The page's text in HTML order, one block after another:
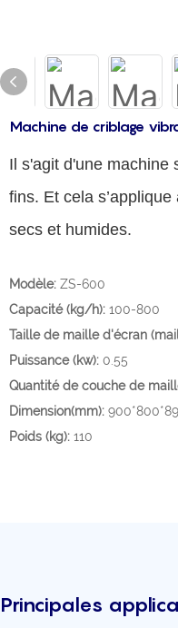
Machine de criblage
Il s'agit d'une machine
fins. Et cela
secs et humides.
Modèle: ZS-600
Capacité (kg/h): 100-800
Taille de maille d'écran
Puissance (kw): 0.55
Quantité de couche de
Dimension(mm):
Poids (kg): 110
Principales